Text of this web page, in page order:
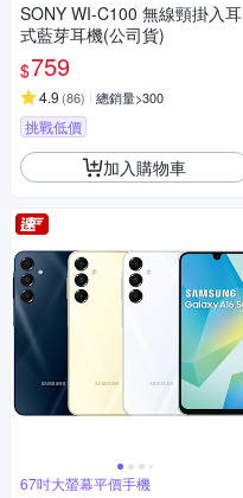
SONY WI-C100 無線頸掛入耳
式藍芽耳機(公司貨)
$759
4.9 (86) 總銷量>300
挑戰低價
加入購物車
67吋大螢幕平價手機